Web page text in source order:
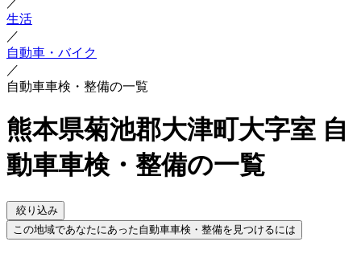
生活
／
自動車・バイク
／
自動車車検・整備の一覧
熊本県菊池郡大津町大字室 自
動車車検・整備の一覧
絞り込み
この地域であなたにあった自動車車検・整備を見つけるには